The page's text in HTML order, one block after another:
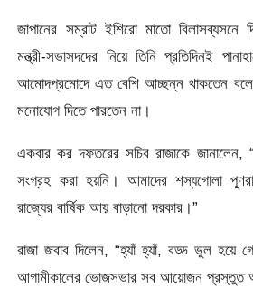
জাপানের সম্রাট ইশিরো মাতো বিলাসব্যসনে
মন্ত্রী-সভাসদদের নিয়ে তিনি প্রতিদিনই
আমোদপ্রমোদে এত বেশি আচ্ছন্ন থাকতেন বলে
মনোযোগ দিতে পারতেন না।
একবার কর দফতরের সচিব রাজাকে
সংগ্রহ করা হয়নি। আমাদের শস্যগোলা
রাজ্যের বার্ষিক আয় বাড়ানো দরকার।”
রাজা জবাব দিলেন, “হ্যাঁ হ্যাঁ, বড্ড ভুল
আগামীকালের ভোজসভার সব আয়োজন প্রস্তুত